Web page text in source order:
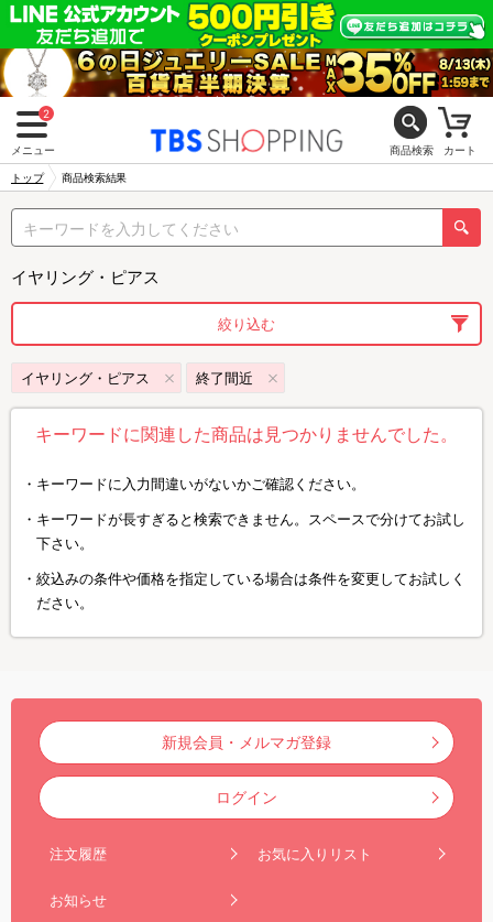
2
メニュー 商品検索 カート
トップ 商品検索結果
イヤリング・ピアス
絞り込む
イヤリング・ピアス 終了間近
キーワードに関連した商品は見つかりませんでした。
キーワードに入力間違いがないかご確認ください。
キーワードが長すぎると検索できません。スペースで分けてお試し
下さい。
絞込みの条件や価格を指定している場合は条件を変更してお試しく
ださい。
新規会員・メルマガ登録
ログイン
注文履歴 お気に入りリスト
お知らせ